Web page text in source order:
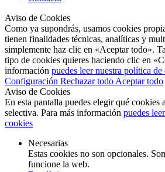
Aviso de Cookies
Como ya supondrás, usamos cookies
tienen finalidades técnicas, analíticas y
simplemente haz clic en «Aceptar todo».
tipo de cookies quieres haciendo clic en
información puedes leer nuestra política de
Configuración Rechazar todo Aceptar todo
Aviso de Cookies
En esta pantalla puedes elegir qué cookies
selectiva. Para más información puedes
cookies
Necesarias
Estas cookies no son opcionales.
funcione la web.